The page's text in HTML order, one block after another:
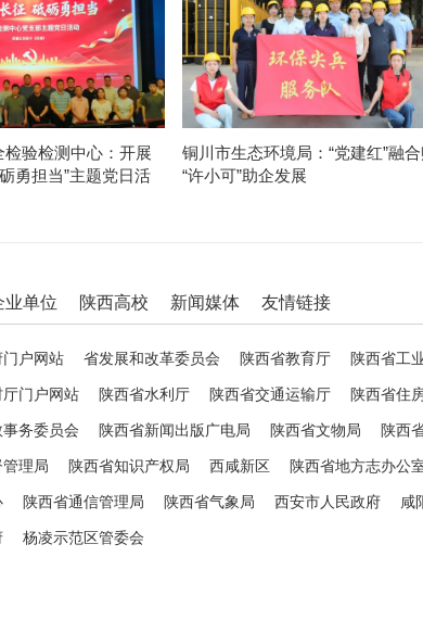
验检测中心：开展
勇担当”主题党日活
铜川市生态环境局：“党建红”融
“许小可”助企发展
业单位 陕西高校 新闻媒体 友情链接
户网站 省发展和改革委员会 陕西省教育厅 陕西省工
门户网站 陕西省水利厅 陕西省交通运输厅 陕西省住
务委员会 陕西省新闻出版广电局 陕西省文物局 陕西
理局 陕西省知识产权局 西咸新区 陕西省地方志办公
陕西省通信管理局 陕西省气象局 西安市人民政府 咸
杨凌示范区管委会